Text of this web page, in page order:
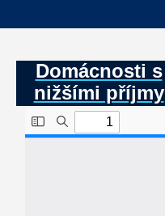
Domácnosti s
nižšími příjmy